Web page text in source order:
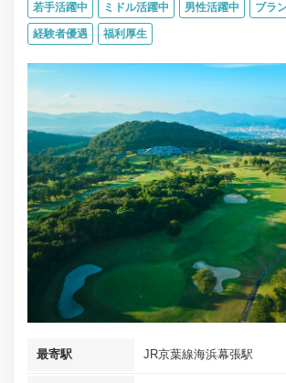
若手活躍中 ミドル活躍中 男性活躍中 ブラ
経験者優遇 福利厚生
最寄駅 JR京葉線海浜幕張駅